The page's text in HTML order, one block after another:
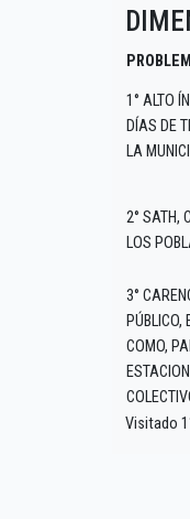
1° ALTO
DÍAS DE
LA
2° SATH,
LOS
3°
COMO,
Visitado